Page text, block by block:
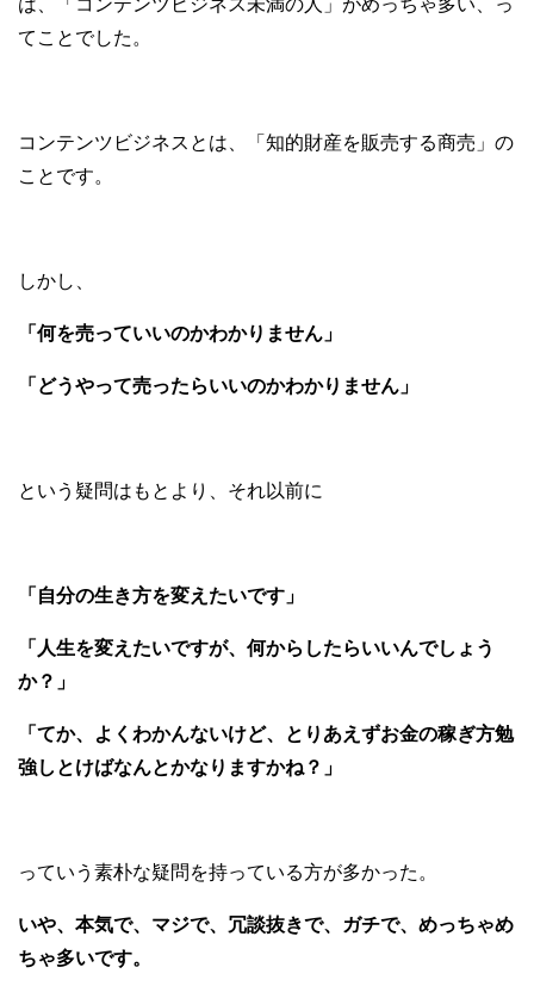
は、「コンテンツビジネス未満の人」がめっちゃ多い、っ
てことでした。
コンテンツビジネスとは、「知的財産を販売する商売」の
ことです。
しかし、
「何を売っていいのかわかりません」
「どうやって売ったらいいのかわかりません」
という疑問はもとより、それ以前に
「自分の生き方を変えたいです」
「人生を変えたいですが、何からしたらいいんでしょう
か？」
「てか、よくわかんないけど、とりあえずお金の稼ぎ方勉
強しとけばなんとかなりますかね？」
っていう素朴な疑問を持っている方が多かった。
いや、本気で、マジで、冗談抜きで、ガチで、めっちゃめ
ちゃ多いです。